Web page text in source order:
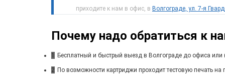
приходите к нам в офис, в Волгограде, ул. 7-я
Почему надо обратиться к
1 Бесплатный и быстрый выезд в Волгограде до офиса или
2 По возможности картриджи проходит тестовую печать на